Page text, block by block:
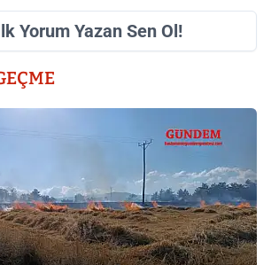
Yorum Yazan Sen Ol!